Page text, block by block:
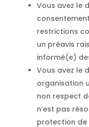
Vous avez le
restrictions
un préavis
informé(e)
Vous avez le
organisation
non respect
n’est pas
protection de